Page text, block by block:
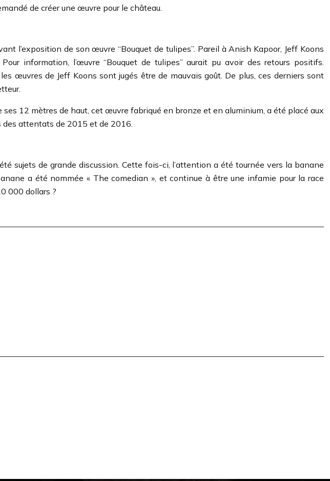
de créer une œuvre pour le château.
l’exposition de son œuvre “Bouquet de tulipes”. Pareil à Anish Kapoor, Jeff Koons
information, l’œuvre “Bouquet de tulipes” aurait pu avoir des retours positifs.
œuvres de Jeff Koons sont jugés être de mauvais goût. De plus, ces derniers sont
12 mètres de haut, cet œuvre fabriqué en bronze et en aluminium, a été placé aux
des attentats de 2015 et de 2016.
sujets de grande discussion. Cette fois-ci, l’attention a été tournée vers la banane
a été nommée « The comedian », et continue à être une infamie pour la race
000 dollars ?